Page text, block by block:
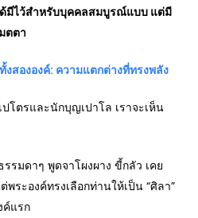
มีไว้สำหรับบุคคลสมบูรณ์แบบ แต่มี
ตตา
สององค์: ความแตกต่างที่ทรงพลัง
โตรและนักบุญเปาโล เราจะเห็น
รมดาๆ พูดจาโผงผาง ขี้กลัว เคย
พระองค์ทรงเลือกท่านให้เป็น “ศิลา”
ค์แรก